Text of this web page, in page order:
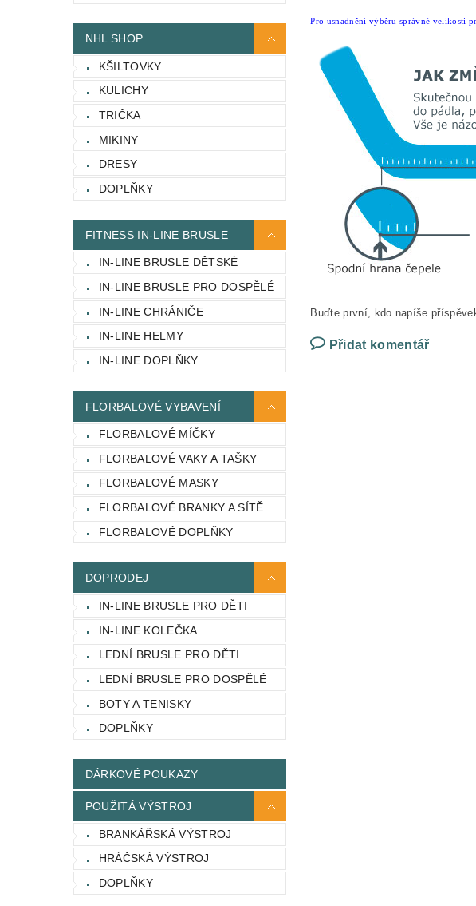
NHL SHOP
KŠILTOVKY
KULICHY
TRIČKA
MIKINY
DRESY
DOPLŇKY
FITNESS IN-LINE BRUSLE
IN-LINE BRUSLE DĚTSKÉ
IN-LINE BRUSLE PRO DOSPĚLÉ
IN-LINE CHRÁNIČE
IN-LINE HELMY
IN-LINE DOPLŇKY
FLORBALOVÉ VYBAVENÍ
FLORBALOVÉ MÍČKY
FLORBALOVÉ VAKY A TAŠKY
FLORBALOVÉ MASKY
FLORBALOVÉ BRANKY A SÍTĚ
FLORBALOVÉ DOPLŇKY
DOPRODEJ
IN-LINE BRUSLE PRO DĚTI
IN-LINE KOLEČKA
LEDNÍ BRUSLE PRO DĚTI
LEDNÍ BRUSLE PRO DOSPĚLÉ
BOTY A TENISKY
DOPLŇKY
DÁRKOVÉ POUKAZY
POUŽITÁ VÝSTROJ
BRANKÁŘSKÁ VÝSTROJ
HRÁČSKÁ VÝSTROJ
DOPLŇKY
Pro usnadnění výběru správné velikosti
Buďte první, kdo napíše
Přidat komentář